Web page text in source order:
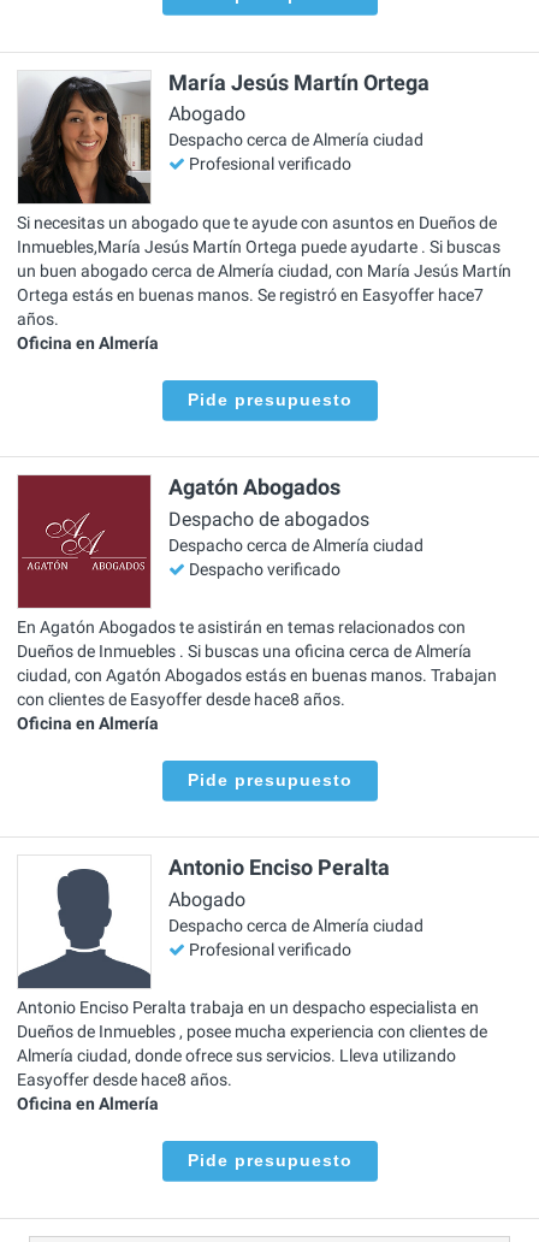
María Jesús Martín Ortega
Abogado
Despacho cerca de Almería ciudad
Profesional verificado
Si necesitas un abogado que te ayude con asuntos en Dueños de
Inmuebles,María Jesús Martín Ortega puede ayudarte . Si buscas
un buen abogado cerca de Almería ciudad, con María Jesús Martín
Ortega estás en buenas manos. Se registró en Easyoffer hace7
años.
Oficina en Almería
Pide presupuesto
Agatón Abogados
Despacho de abogados
Despacho cerca de Almería ciudad
Despacho verificado
En Agatón Abogados te asistirán en temas relacionados con
Dueños de Inmuebles . Si buscas una oficina cerca de Almería
ciudad, con Agatón Abogados estás en buenas manos. Trabajan
con clientes de Easyoffer desde hace8 años.
Oficina en Almería
Pide presupuesto
Antonio Enciso Peralta
Abogado
Despacho cerca de Almería ciudad
Profesional verificado
Antonio Enciso Peralta trabaja en un despacho especialista en
Dueños de Inmuebles , posee mucha experiencia con clientes de
Almería ciudad, donde ofrece sus servicios. Lleva utilizando
Easyoffer desde hace8 años.
Oficina en Almería
Pide presupuesto